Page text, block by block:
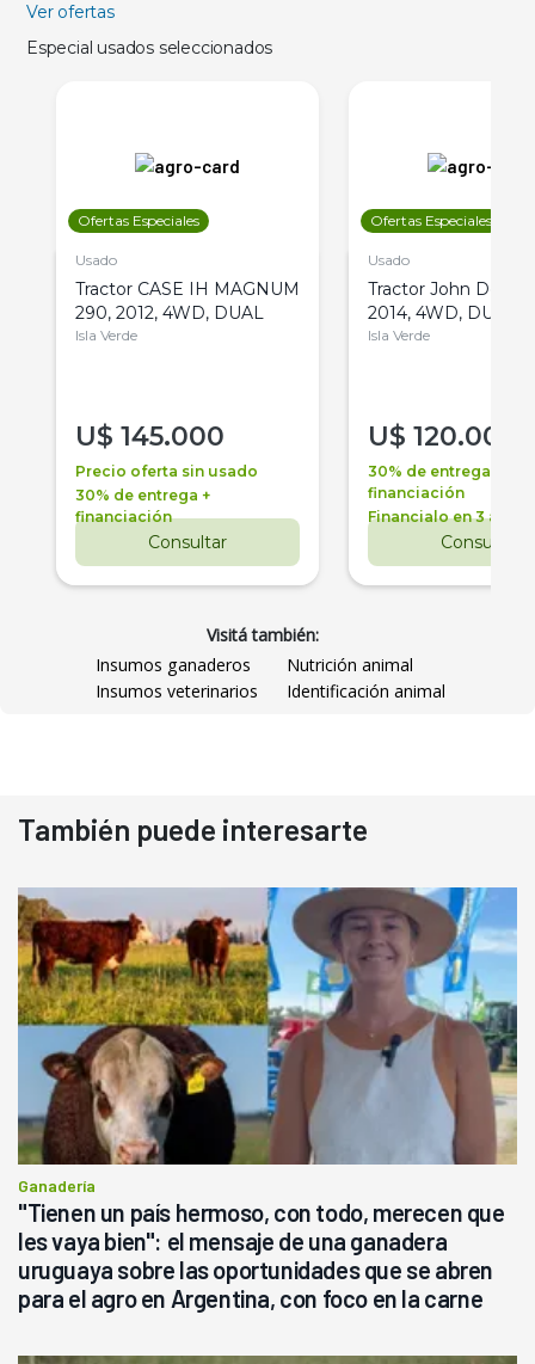
Ver ofertas
Especial usados seleccionados
Ofertas Especiales
Usado
Tractor CASE IH MAGNUM
290, 2012, 4WD, DUAL
Isla Verde
U$ 145.000
Precio oferta sin usado
30% de entrega +
financiación
Consultar
Ofertas Especiales
Usado
Tractor John Deere
2014, 4WD, DUAL
Isla Verde
U$ 120.000
30% de entrega +
financiación
Financialo en 3 años
Consultar
Visitá también:
Insumos ganaderos
Nutrición animal
Insumos veterinarios
Identificación animal
También puede interesarte
Ganadería
"Tienen un país hermoso, con todo, merecen que
les vaya bien": el mensaje de una ganadera
uruguaya sobre las oportunidades que se abren
para el agro en Argentina, con foco en la carne